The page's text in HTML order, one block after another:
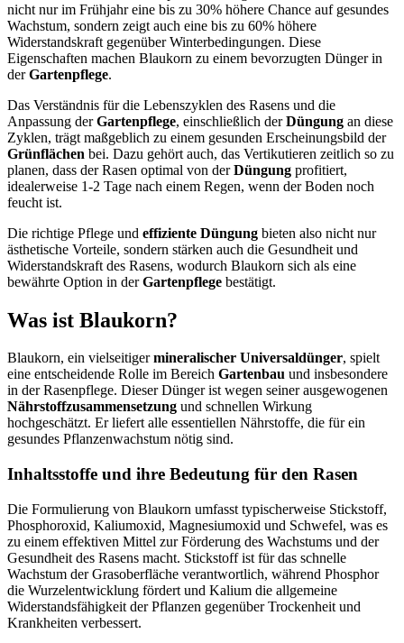
nicht nur im Frühjahr eine bis zu 30% höhere Chance auf gesundes
Wachstum, sondern zeigt auch eine bis zu 60% höhere
Widerstandskraft gegenüber Winterbedingungen. Diese
Eigenschaften machen Blaukorn zu einem bevorzugten Dünger in
derGartenpflege.
Das Verständnis für die Lebenszyklen des Rasens und die
Anpassung derGartenpflege, einschließlich derDüngung an diese
Zyklen, trägt maßgeblich zu einem gesunden Erscheinungsbild der
Grünflächen bei. Dazu gehört auch, das Vertikutieren zeitlich so zu
planen, dass der Rasen optimal von derDüngung profitiert,
idealerweise 1-2 Tage nach einem Regen, wenn der Boden noch
feucht ist.
Die richtige Pflege und effiziente Düngung bieten also nicht nur
ästhetische Vorteile, sondern stärken auch die Gesundheit und
Widerstandskraft des Rasens, wodurch Blaukorn sich als eine
bewährte Option in derGartenpflege bestätigt.
Was ist Blaukorn?
Blaukorn, ein vielseitigermineralischer Universaldünger, spielt
eine entscheidende Rolle im Bereich Gartenbau und insbesondere
in der Rasenpflege. Dieser Dünger ist wegen seiner ausgewogenen
Nährstoffzusammensetzung und schnellen Wirkung
hochgeschätzt. Er liefert alle essentiellen Nährstoffe, die für ein
gesundes Pflanzenwachstum nötig sind.
Inhaltsstoffe und ihre Bedeutung für den Rasen
Die Formulierung von Blaukorn umfasst typischerweise Stickstoff,
Phosphoroxid, Kaliumoxid, Magnesiumoxid und Schwefel, was es
zu einem effektiven Mittel zur Förderung des Wachstums und der
Gesundheit des Rasens macht. Stickstoff ist für das schnelle
Wachstum der Grasoberfläche verantwortlich, während Phosphor
die Wurzelentwicklung fördert und Kalium die allgemeine
Widerstandsfähigkeit der Pflanzen gegenüber Trockenheit und
Krankheiten verbessert.